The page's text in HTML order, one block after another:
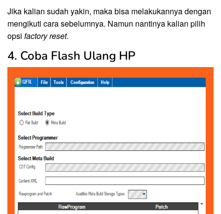
Jika kalian sudah yakin, maka bisa melakukannya dengan
mengikuti cara sebelumnya. Namun nantinya kalian pilih
opsi factory reset.
4. Coba Flash Ulang HP